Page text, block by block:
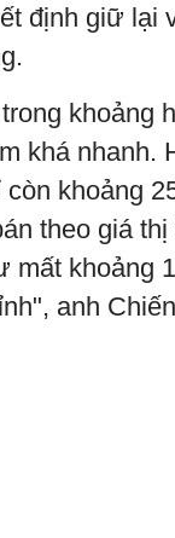
định giữ lại
khoảng
khá nhanh.
khoảng
theo giá
mất khoảng
anh